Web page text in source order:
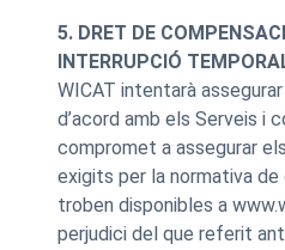
5. DRET DE
INTERRUPCIÓ
WICAT intentarà
d’acord amb els Serveis i
compromet a assegurar
exigits per la normativa de
troben disponibles a
perjudici del que referit